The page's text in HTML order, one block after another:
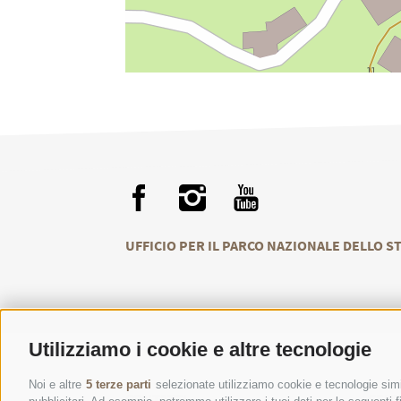
Utilizziamo i cookie e altre tecnologie
Noi e altre 5 terze parti selezionate utilizziamo cookie e tecnologie
UFFICIO PER IL PARCO NAZIONALE DELLO